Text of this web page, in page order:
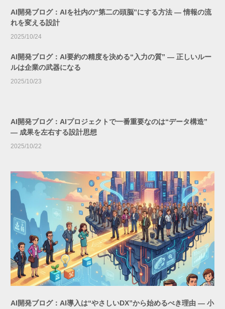
AI開発ブログ：AIを社内の“第二の頭脳”にする方法 ― 情報の流
れを変える設計
2025/10/24
AI開発ブログ：AI要約の精度を決める“入力の質” ― 正しいルー
ルは企業の武器になる
2025/10/23
AI開発ブログ：AIプロジェクトで一番重要なのは“データ構造”
― 成果を左右する設計思想
2025/10/22
AI開発ブログ：AI導入は“やさしいDX”から始めるべき理由 ― 小